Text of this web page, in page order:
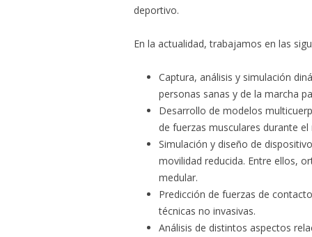
deportivo.
En la actualidad, trabajamos en las
Captura, análisis y simulación
personas sanas y de la marcha
Desarrollo de modelos
de fuerzas musculares durante
Simulación y diseño de
movilidad reducida. Entre ellos,
medular.
Predicción de fuerzas de
técnicas no invasivas.
Análisis de distintos aspectos